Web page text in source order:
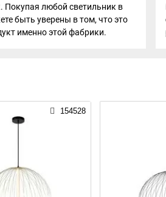
любой светильник в
быть уверены в том, что это
именно этой фабрики.
154528